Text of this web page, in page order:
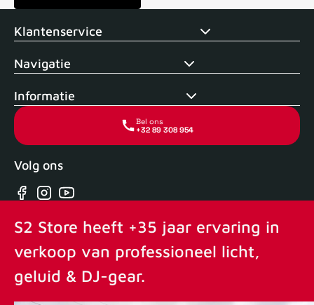
Voor 15uur besteld, zelfde dag verstuurd Echte winkel +35
Klantenservice
Navigatie
Informatie
Bel ons
+32 89 308 954
Volg ons
Facebook
Instagram
YouTube
S2 Store heeft +35 jaar ervaring in
verkoop van professioneel licht,
geluid & DJ-gear.